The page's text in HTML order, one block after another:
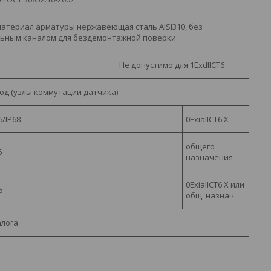
арматуры нержавеющая сталь AISI310, без
каналом для бездемонтажной поверки
Не допустимо для 1ExdIICT6
(узлы коммутации датчика)
/IP68 0ExiaIICT6 X
общего
назначения
0ExiaIICT6X или
общ. назнач.